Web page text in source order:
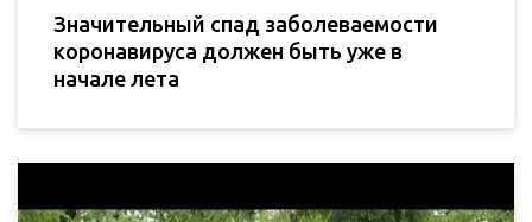
Значительный спад заболеваемости
коронавируса должен быть уже в
начале лета